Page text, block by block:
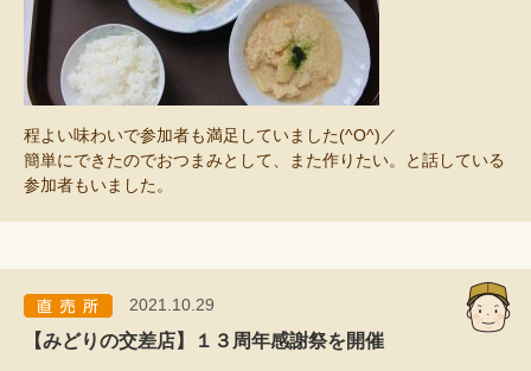
程よい味わいで参加者も満足していました(^O^)／
簡単にできたのでおつまみとして、また作りたい。と話している
参加者もいました。
2021.10.29
【みどりの交差店】１３周年感謝祭を開催